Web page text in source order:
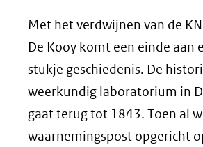
Met het verdwijnen van de
De Kooy komt een einde aan
stukje geschiedenis. De
weerkundig laboratorium in
gaat terug tot 1843. Toen al
waarnemingspost opgericht